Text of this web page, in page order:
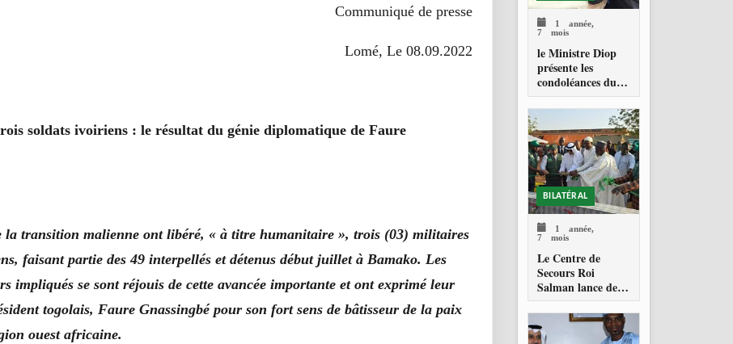
Communiqué de presse
Lomé, Le 08.09.2022
soldats ivoiriens : le résultat du génie diplomatique de Faure
la transition malienne ont libéré, « à titre humanitaire », trois (03) militaires
faisant partie des 49 interpellés et détenus début juillet à Bamako. Les
impliqués se sont réjouis de cette avancée importante et ont exprimé leur
togolais, Faure Gnassingbé pour son fort sens de bâtisseur de la paix
ouest africaine.
1 année,
7 mois
le Ministre Diop
présente les
condoléances du
Mali aux Etats
Unis
BILATÉRAL
1 année,
7 mois
Le Centre de
Secours Roi
Salman lance des
projets
humanitaires au
Mali